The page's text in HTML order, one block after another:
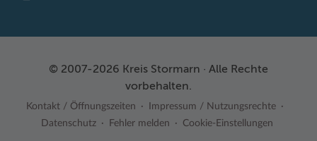
© 2007-2026 Kreis Stormarn · Alle Rechte
vorbehalten.
Kontakt / Öffnungszeiten
Impressum / Nutzungsrechte
Datenschutz
Fehler melden Cookie-Einstellungen